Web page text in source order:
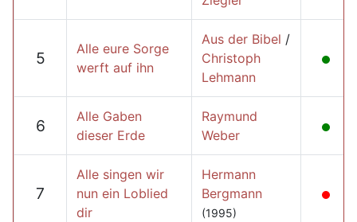
5
Alle eure Sorge
werft auf ihn
Aus der Bibel /
Christoph
Lehmann
6
Alle Gaben
dieser Erde
Raymund
Weber
7
Alle singen wir
nun ein Loblied
dir
Hermann
Bergmann
(1995)